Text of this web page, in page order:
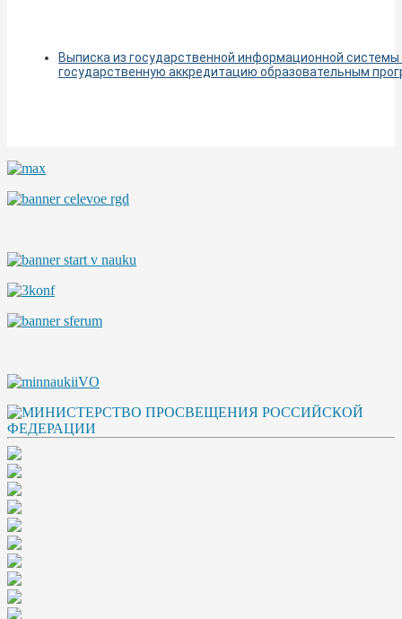
Выписка из государственной информационной
государственную аккредитацию образовательным